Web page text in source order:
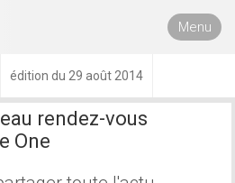
Menu
édition du 29 août 2014
rendez-vous
One